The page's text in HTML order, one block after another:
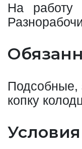
На работу
Подсобные,
копку
Условия